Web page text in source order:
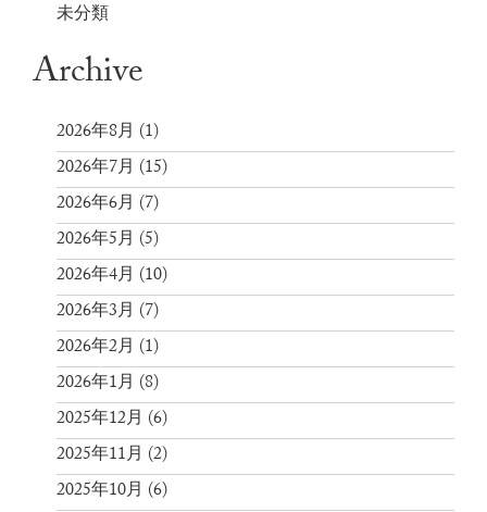
未分類
Archive
2026年8月 (1)
2026年7月 (15)
2026年6月 (7)
2026年5月 (5)
2026年4月 (10)
2026年3月 (7)
2026年2月 (1)
2026年1月 (8)
2025年12月 (6)
2025年11月 (2)
2025年10月 (6)